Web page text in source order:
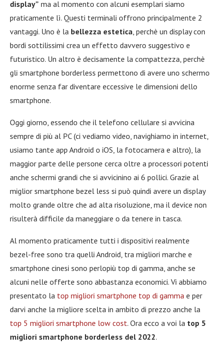
display” ma al momento con alcuni esemplari siamo
praticamente lì. Questi terminali offrono principalmente 2
vantaggi. Uno è la bellezza estetica , perchè un display con
bordi sottilissimi crea un effetto davvero suggestivo e
futuristico. Un altro è decisamente la compattezza, perchè
gli smartphone borderless permettono di avere uno schermo
enorme senza far diventare eccessive le dimensioni dello
smartphone.
Oggi giorno, essendo che il telefono cellulare si avvicina
sempre di più al PC (ci vediamo video, navighiamo in internet,
usiamo tante app Android o iOS, la fotocamera e altro), la
maggior parte delle persone cerca oltre a processori potenti
anche schermi grandi che si avvicinino ai 6 pollici. Grazie al
miglior smartphone bezel less si può quindi avere un display
molto grande oltre che ad alta risoluzione, ma il device non
risulterà difficile da maneggiare o da tenere in tasca.
Al momento praticamente tutti i dispositivi realmente
bezel-free sono tra quelli Android, tra migliori marche e
smartphone cinesi sono perlopiù top di gamma, anche se
alcuni nelle offerte sono abbastanza economici. Vi abbiamo
presentato la top migliori smartphone top di gamma e per
darvi anche la migliore scelta in ambito di prezzo anche la
top 5 migliori smartphone low cost. Ora ecco a voi la top 5
migliori smartphone borderless del 2022.